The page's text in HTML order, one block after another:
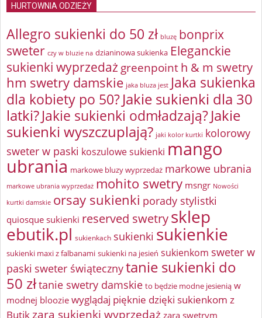
HURTOWNIA ODZIEŻY
Allegro sukienki do 50 zł bluzę bonprix
sweter czy w bluzie na dzianinowa sukienka Eleganckie
sukienki wyprzedaż greenpointh & m swetry
hm swetry damskie jaka bluza jest Jaka sukienka
dla kobiety po 50?Jakie sukienki dla 30
latki?Jakie sukienki odmładzają?Jakie
sukienki wyszczuplają? jaki kolor kurtki kolorowy
sweter w paski koszulowe sukienki mango
ubrania markowe bluzy wyprzedaż markowe ubrania
markowe ubrania wyprzedaż mohito swetry msngr Nowości
kurtki damskie orsay sukienki porady stylistki
quiosque sukienki reserved swetrysklep
ebutik.pl sukienkach sukienki sukienkie
sukienki maxi z falbanami sukienki na jesień sukienkom sweter w
paski sweter świątecznytanie sukienki do
50 złtanie swetry damskie to będzie modne jesienią w
modnej bloozie wyglądaj pięknie dzięki sukienkom z
Butikzara sukienki wyprzedażzara swetrym